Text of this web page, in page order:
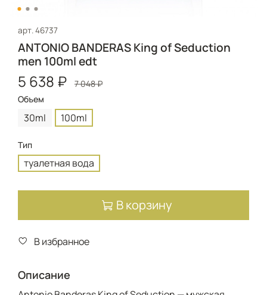
арт.46737
ANTONIO BANDERAS King of Seduction
men 100ml edt
5 638 ₽
7 048 ₽
Объем
30ml 100ml
Тип
туалетная вода
В корзину
В избранное
Описание